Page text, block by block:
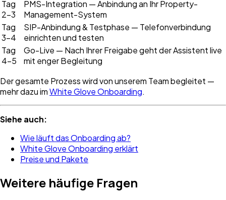
Tag
2–3
PMS-Integration — Anbindung an Ihr Property-
Management-System
Tag
3–4
SIP-Anbindung & Testphase — Telefonverbindung
einrichten und testen
Tag
4–5
Go-Live — Nach Ihrer Freigabe geht der Assistent live
mit enger Begleitung
Der gesamte Prozess wird von unserem Team begleitet —
mehr dazu imWhite Glove Onboarding.
Siehe auch:
Wie läuft das Onboarding ab?
White Glove Onboarding erklärt
Preise und Pakete
Weitere häufige Fragen